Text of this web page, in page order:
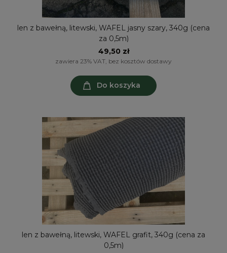
len z bawełną, litewski, WAFEL jasny szary, 340g (cena
za 0,5m)
49,50 zł
zawiera 23% VAT, bez kosztów dostawy
Do koszyka
len z bawełną, litewski, WAFEL grafit, 340g (cena za
0,5m)